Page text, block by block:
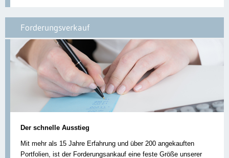
Forderungsverkauf
Der schnelle Ausstieg
Mit mehr als 15 Jahre Erfahrung und über 200 angekauften
Portfolien, ist der Forderungsankauf eine feste Größe unserer